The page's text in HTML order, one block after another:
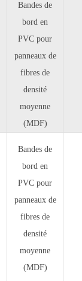
Bandes de
bord en
PVC pour
panneaux de
fibres de
densité
moyenne
(MDF)
Bandes de
bord en
PVC pour
panneaux de
fibres de
densité
moyenne
(MDF)